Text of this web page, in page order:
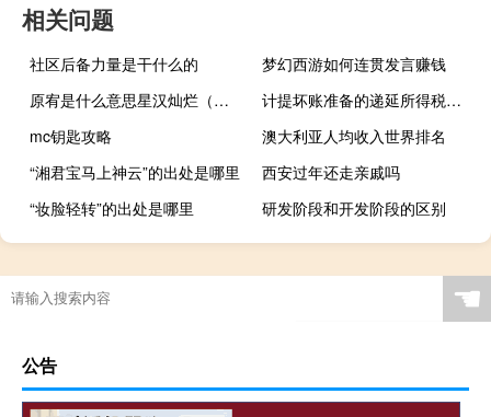
相关问题
社区后备力量是干什么的
梦幻西游如何连贯发言赚钱
原宥是什么意思星汉灿烂（原穴）
计提坏账准备的递延所得税资产怎么算（计提坏账准备的递延所得税资产）
mc钥匙攻略
澳大利亚人均收入世界排名
“湘君宝马上神云”的出处是哪里
西安过年还走亲戚吗
“妆脸轻转”的出处是哪里
研发阶段和开发阶段的区别
☚
公告